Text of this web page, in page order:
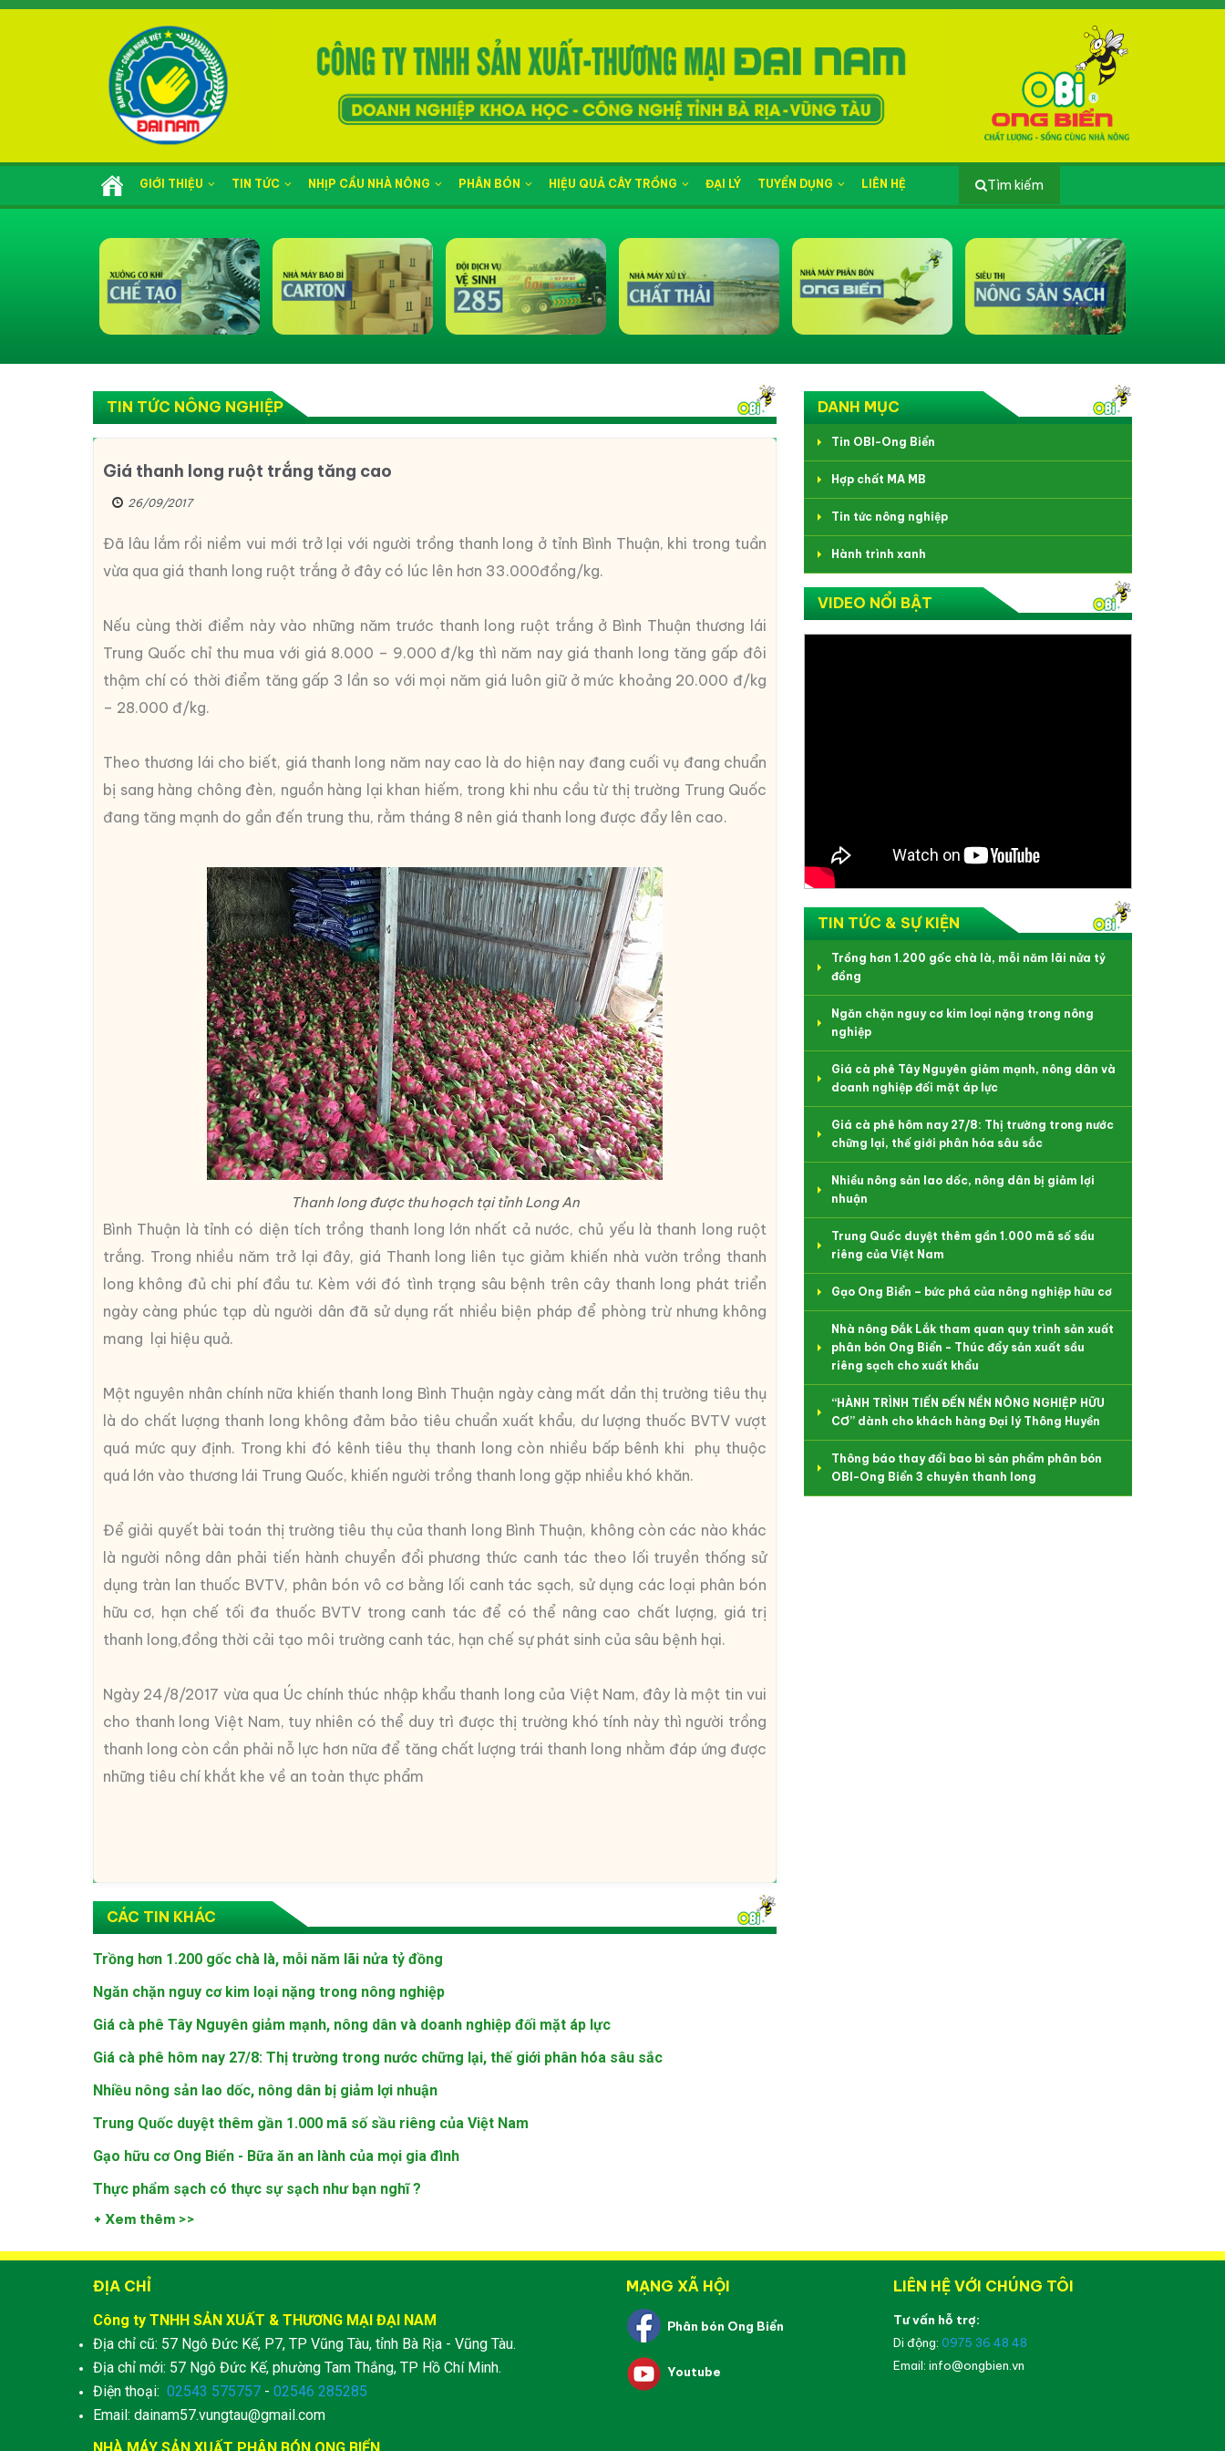
GIỚI THIỆU TIN TỨC NHỊP CẦU NHÀ NÔNG PHÂN BÓN HIỆU QUẢ CÂY TRỒNG ĐẠI LÝ TUYỂN DỤNG LIÊN HỆ Tìm kiếm
TIN TỨC NÔNG NGHIỆP
Giá thanh long ruột trắng tăng cao
26/09/2017
Đã lâu lắm rồi niềm vui mới trở lại với người trồng thanh long ở tỉnh Bình Thuận, khi trong tuần
vừa qua giá thanh long ruột trắng ở đây có lúc lên hơn 33.000đồng/kg.
Nếu cùng thời điểm này vào những năm trước thanh long ruột trắng ở Bình Thuận thương lái
Trung Quốc chỉ thu mua với giá 8.000 – 9.000 đ/kg thì năm nay giá thanh long tăng gấp đôi
thậm chí có thời điểm tăng gấp 3 lần so với mọi năm giá luôn giữ ở mức khoảng 20.000 đ/kg
– 28.000 đ/kg.
Theo thương lái cho biết, giá thanh long năm nay cao là do hiện nay đang cuối vụ đang chuẩn
bị sang hàng chông đèn, nguồn hàng lại khan hiếm, trong khi nhu cầu từ thị trường Trung Quốc
đang tăng mạnh do gần đến trung thu, rằm tháng 8 nên giá thanh long được đẩy lên cao.
Thanh long được thu hoạch tại tỉnh Long An
Bình Thuận là tỉnh có diện tích trồng thanh long lớn nhất cả nước, chủ yếu là thanh long ruột
trắng. Trong nhiều năm trở lại đây, giá Thanh long liên tục giảm khiến nhà vườn trồng thanh
long không đủ chi phí đầu tư. Kèm với đó tình trạng sâu bệnh trên cây thanh long phát triển
ngày càng phúc tạp dù người dân đã sử dụng rất nhiều biện pháp để phòng trừ nhưng không
mang lại hiệu quả.
Một nguyên nhân chính nữa khiến thanh long Bình Thuận ngày càng mất dần thị trường tiêu thụ
là do chất lượng thanh long không đảm bảo tiêu chuẩn xuất khẩu, dư lượng thuốc BVTV vượt
quá mức quy định. Trong khi đó kênh tiêu thụ thanh long còn nhiều bấp bênh khi phụ thuộc
quá lớn vào thương lái Trung Quốc, khiến người trồng thanh long gặp nhiều khó khăn.
Để giải quyết bài toán thị trường tiêu thụ của thanh long Bình Thuận, không còn các nào khác
là người nông dân phải tiến hành chuyển đổi phương thức canh tác theo lối truyền thống sử
dụng tràn lan thuốc BVTV, phân bón vô cơ bằng lối canh tác sạch, sử dụng các loại phân bón
hữu cơ, hạn chế tối đa thuốc BVTV trong canh tác để có thể nâng cao chất lượng, giá trị
thanh long,đồng thời cải tạo môi trường canh tác, hạn chế sự phát sinh của sâu bệnh hại.
Ngày 24/8/2017 vừa qua Úc chính thúc nhập khẩu thanh long của Việt Nam, đây là một tin vui
cho thanh long Việt Nam, tuy nhiên có thể duy trì được thị trường khó tính này thì người trồng
thanh long còn cần phải nỗ lực hơn nữa để tăng chất lượng trái thanh long nhằm đáp ứng được
những tiêu chí khắt khe về an toàn thực phẩm
CÁC TIN KHÁC
Trồng hơn 1.200 gốc chà là, mỗi năm lãi nửa tỷ đồng
Ngăn chặn nguy cơ kim loại nặng trong nông nghiệp
Giá cà phê Tây Nguyên giảm mạnh, nông dân và doanh nghiệp đối mặt áp lực
Giá cà phê hôm nay 27/8: Thị trường trong nước chững lại, thế giới phân hóa sâu sắc
Nhiều nông sản lao dốc, nông dân bị giảm lợi nhuận
Trung Quốc duyệt thêm gần 1.000 mã số sầu riêng của Việt Nam
Gạo hữu cơ Ong Biển - Bữa ăn an lành của mọi gia đình
Thực phẩm sạch có thực sự sạch như bạn nghĩ ?
+ Xem thêm >>
DANH MỤC
Tin OBI-Ong Biển
Hợp chất MA MB
Tin tức nông nghiệp
Hành trình xanh
VIDEO NỔI BẬT
TIN TỨC & SỰ KIỆN
Trồng hơn 1.200 gốc chà là, mỗi năm lãi nửa tỷ
đồng
Ngăn chặn nguy cơ kim loại nặng trong nông
nghiệp
Giá cà phê Tây Nguyên giảm mạnh, nông dân và
doanh nghiệp đối mặt áp lực
Giá cà phê hôm nay 27/8: Thị trường trong nước
chững lại, thế giới phân hóa sâu sắc
Nhiều nông sản lao dốc, nông dân bị giảm lợi
nhuận
Trung Quốc duyệt thêm gần 1.000 mã số sầu
riêng của Việt Nam
Gạo Ong Biển – bức phá của nông nghiệp hữu cơ
Nhà nông Đắk Lắk tham quan quy trình sản xuất
phân bón Ong Biển - Thúc đẩy sản xuất sầu
riêng sạch cho xuất khẩu
“HÀNH TRÌNH TIẾN ĐẾN NỀN NÔNG NGHIỆP HỮU
CƠ” dành cho khách hàng Đại lý Thông Huyền
Thông báo thay đổi bao bì sản phẩm phân bón
OBI-Ong Biển 3 chuyên thanh long
ĐỊA CHỈ
Công ty TNHH SẢN XUẤT & THƯƠNG MẠI ĐẠI NAM
Địa chỉ cũ: 57 Ngô Đức Kế, P7, TP Vũng Tàu, tỉnh Bà Rịa - Vũng Tàu.
Địa chỉ mới: 57 Ngô Đức Kế, phường Tam Thắng, TP Hồ Chí Minh.
Điện thoại: 02543 575757 - 02546 285285
Email: dainam57.vungtau@gmail.com
NHÀ MÁY SẢN XUẤT PHÂN BÓN ONG BIỂN
MẠNG XÃ HỘI
Phân bón Ong Biển
Youtube
LIÊN HỆ VỚI CHÚNG TÔI
Tư vấn hỗ trợ:
Di động: 0975 36 48 48
Email: info@ongbien.vn